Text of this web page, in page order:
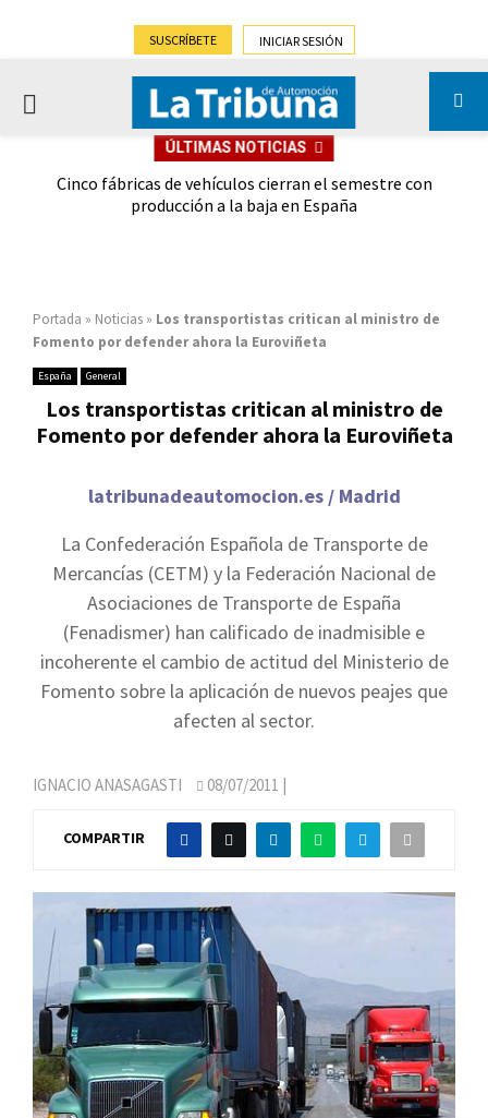
SUSCRÍBETE INICIAR SESIÓN
PRIMARY
ÚLTIMAS NOTICIAS
Cinco fábricas de vehículos cierran el semestre con
producción a la baja en España
Portada » Noticias » Los transportistas critican al ministro de
Fomento por defender ahora la Euroviñeta
España General
Los transportistas critican al ministro de
Fomento por defender ahora la Euroviñeta
latribunadeautomocion.es / Madrid
La Confederación Española de Transporte de
Mercancías (CETM) y la Federación Nacional de
Asociaciones de Transporte de España
(Fenadismer) han calificado de inadmisible e
incoherente el cambio de actitud del Ministerio de
Fomento sobre la aplicación de nuevos peajes que
afecten al sector.
IGNACIO ANASAGASTI 08/07/2011 |
COMPARTIR